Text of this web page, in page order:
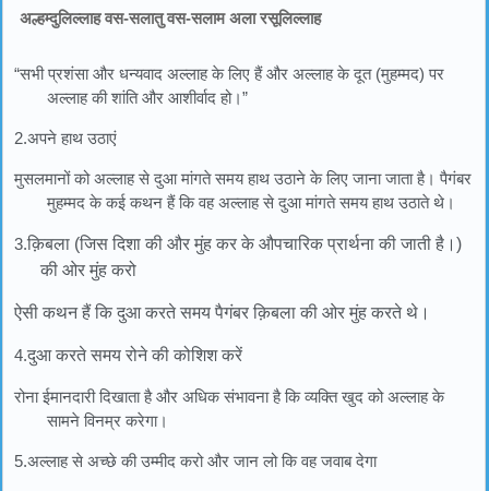
अल्हम्दुलिल्लाह वस-सलातु वस-सलाम अला रसूलिल्लाह
“सभी प्रशंसा और धन्यवाद अल्लाह के लिए हैं और अल्लाह के दूत (मुहम्मद) पर
अल्लाह की शांति और आशीर्वाद हो।”
2.अपने हाथ उठाएं
मुसलमानों को अल्लाह से दुआ मांगते समय हाथ उठाने के लिए जाना जाता है। पैगंबर
मुहम्मद के कई कथन हैं कि वह अल्लाह से दुआ मांगते समय हाथ उठाते थे।
3.क़िबला (जिस दिशा की और मुंह कर के औपचारिक प्रार्थना की जाती है।)
की ओर मुंह करो
ऐसी कथन हैं कि दुआ करते समय पैगंबर क़िबला की ओर मुंह करते थे।
4.दुआ करते समय रोने की कोशिश करें
रोना ईमानदारी दिखाता है और अधिक संभावना है कि व्यक्ति खुद को अल्लाह के
सामने विनम्र करेगा।
5.अल्लाह से अच्छे की उम्मीद करो और जान लो कि वह जवाब देगा